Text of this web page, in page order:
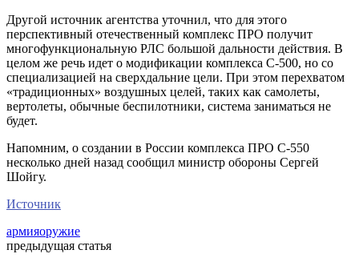
Другой источник агентства уточнил, что для этого
перспективный отечественный комплекс ПРО получит
многофункциональную РЛС большой дальности действия. В
целом же речь идет о модификации комплекса С-500, но со
специализацией на сверхдальние цели. При этом перехватом
«традиционных» воздушных целей, таких как самолеты,
вертолеты, обычные беспилотники, система заниматься не
будет.
Напомним, о создании в России комплекса ПРО С-550
несколько дней назад сообщил министр обороны Сергей
Шойгу.
Источник
армияоружие
предыдущая статья